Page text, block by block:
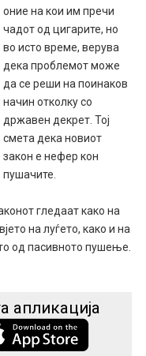
оние на кои им пречи
чадот од цигарите, но
во исто време, верува
дека проблемот може
да се реши на поинаков
начин отколку со
државен декрет. Тој
смета дека новиот
закон е нефер кон
пушачите.
гледаат како на
на луѓето, како и на
од пасивното пушење.
апликација